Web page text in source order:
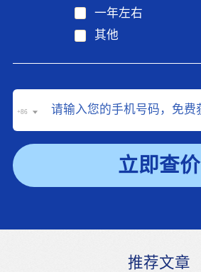
一年左右
其他
+86
立即查价
推荐文章